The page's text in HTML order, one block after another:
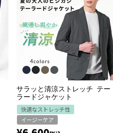
サラッと清涼ストレッチ テー
ラードジャケット
快適なストレッチ性
イージーケア